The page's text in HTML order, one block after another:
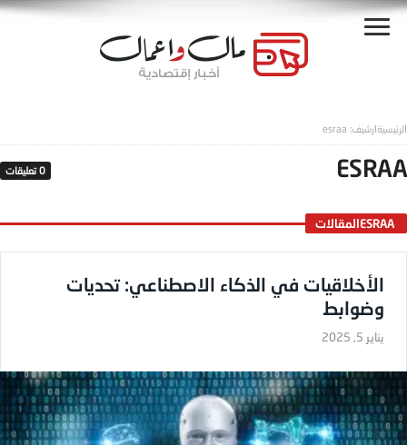
ESRAA 0‎ تعليقات
ESRAA ‎المقالات
الأخلاقيات في الذكاء الاصطناعي: تحديات
وضوابط
يناير 5, 2025